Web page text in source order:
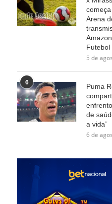
Arena
Futebol
5 de
6
Puma
de
a vida”
6 de